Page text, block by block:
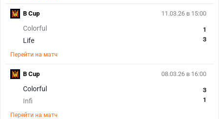
11.03.26 в 15:00
Colorful
Life
1
3
Перейти на матч
B Cup
08.03.26 в 16:00
Colorful
Infi
3
1
Перейти на матч
B Cup